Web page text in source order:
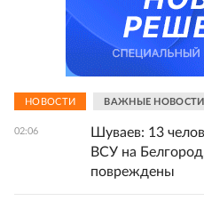
НОВОСТИ ВАЖНЫЕ НОВОСТИ
02:06
Шуваев: 13
ВСУ на
повреждены